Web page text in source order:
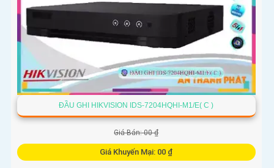
ĐẦU GHI HIKVISION IDS-7204HQHI-M1/E( C )
Giá Bán: 00 ₫
Giá Khuyến Mại: 00 ₫